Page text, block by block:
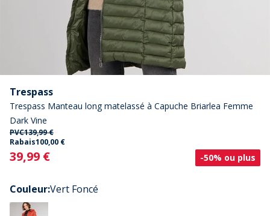
Trespass
Trespass Manteau long matelassé à Capuche Briarlea Femme
Dark Vine
PVC139,99 €
Rabais100,00 €
Current
39,99 € -50% ou plus
Couleur:Vert Foncé